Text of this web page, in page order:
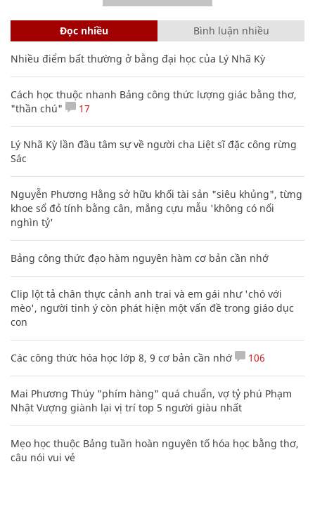
Đọc nhiều Bình luận nhiều
Nhiều điểm bất thường ở bằng đại học của Lý Nhã Kỳ
Cách học thuộc nhanh Bảng công thức lượng giác bằng thơ,
"thần chú"
17
Lý Nhã Kỳ lần đầu tâm sự về người cha Liệt sĩ đặc công rừng
Sác
Nguyễn Phương Hằng sở hữu khối tài sản "siêu khủng", từng
khoe sổ đỏ tính bằng cân, mắng cựu mẫu 'không có nổi
nghìn tỷ'
Bảng công thức đạo hàm nguyên hàm cơ bản cần nhớ
Clip lột tả chân thực cảnh anh trai và em gái như 'chó với
mèo', người tinh ý còn phát hiện một vấn đề trong giáo dục
con
Các công thức hóa học lớp 8, 9 cơ bản cần nhớ 106
Mai Phương Thúy "phím hàng" quá chuẩn, vợ tỷ phú Phạm
Nhật Vượng giành lại vị trí top 5 người giàu nhất
Mẹo học thuộc Bảng tuần hoàn nguyên tố hóa học bằng thơ,
câu nói vui vẻ